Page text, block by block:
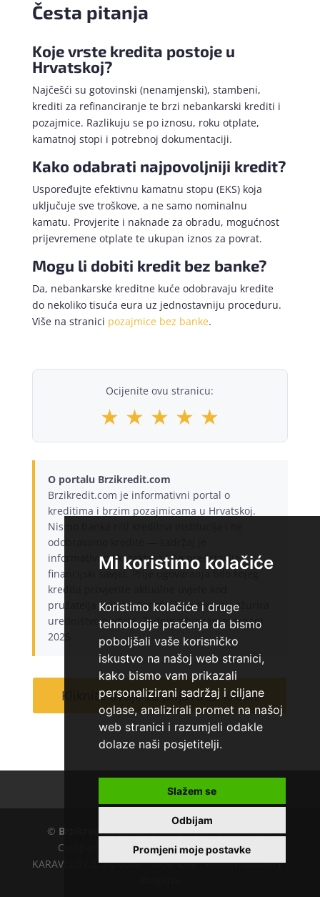
Mi koristimo kolačiće
Koristimo kolačiće i druge
tehnologije praćenja da bismo
poboljšali vaše korisničko
iskustvo na našoj web stranici,
kako bismo vam prikazali
personalizirani sadržaj i ciljane
oglase, analizirali promet na našoj
web stranici i razumjeli odakle
dolaze naši posjetitelji.
Slažem se
Odbijam
Promjeni moje postavke
Česta pitanja
Koje vrste kredita postoje u
Hrvatskoj?
Najčešći su gotovinski (nenamjenski), stambeni,
krediti za refinanciranje te brzi nebankarski krediti i
pozajmice. Razlikuju se po iznosu, roku otplate,
kamatnoj stopi i potrebnoj dokumentaciji.
Kako odabrati najpovoljniji kredit?
Uspoređujte efektivnu kamatnu stopu (EKS) koja
uključuje sve troškove, a ne samo nominalnu
kamatu. Provjerite i naknade za obradu, mogućnost
prijevremene otplate te ukupan iznos za povrat.
Mogu li dobiti kredit bez banke?
Da, nebankarske kreditne kuće odobravaju kredite
do nekoliko tisuća eura uz jednostavniju proceduru.
Više na stranici pozajmice bez banke.
Ocijenite ovu stranicu:
★ ★ ★ ★ ★
O portalu Brzikredit.com
Brzikredit.com je informativni portal o
kreditima i brzim pozajmicama u Hrvatskoj.
Nismo banka niti kreditna institucija i ne
odobravamo kredite — sadržaj je
informativnog karaktera i ne predstavlja
financijski savjet. Prije ugovaranja bilo kojeg
kredita provjerite aktualne uvjete kod
pružatelja usluge. Sadržaj provjerava i ažurira
uredništvo portala. Zadnje ažuriranje: srpanj
2026.
Kliknite ovdje za prijavu za kredit
O nama
© Brzikredit.comEU VAT number : 205391327,
Company :
KD CAPITAL LTD, Adress : UL.L.
KARAVELOV 2, ZipCode : 4000, City : Plovdiv, Country :